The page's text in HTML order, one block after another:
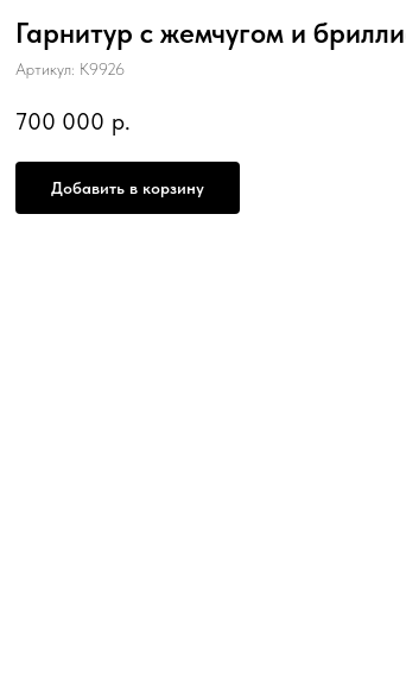
Гарнитур с жемчугом и
Артикул: К9926
700 000 р.
Добавить в корзину